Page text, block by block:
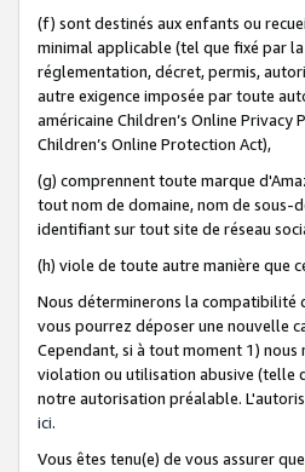
(f) sont destinés aux enfants ou
minimal applicable (tel que fixé par
réglementation, décret, permis,
autre exigence imposée par toute
américaine Children’s Online
Children’s Online Protection Act),
(g) comprennent toute marque
tout nom de domaine, nom de sous-
identifiant sur tout site de réseau
(h) viole de toute autre manière
Nous déterminerons la compatibilité
vous pourrez déposer une nouvelle
Cependant, si à tout moment 1)
violation ou utilisation abusive (telle
notre autorisation préalable.
ici.
Vous êtes tenu(e) de vous assurer